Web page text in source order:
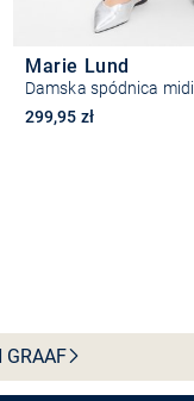
Marie Lund
Damska spódnica midi
299,95 zł
GRAAF